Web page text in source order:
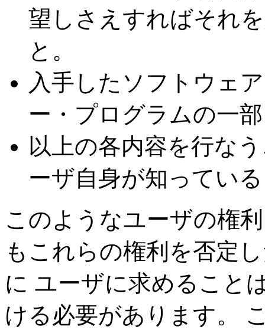
望しさえすればそれ
と。
入手したソフトウェ
ー・プログラムの一
以上の各内容を行な
ーザ自身が知ってい
このようなユーザの権
もこれらの権利を否定
に ユーザに求めること
ける必要があります。